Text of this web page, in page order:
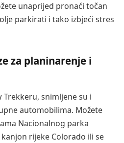
unaprijed pronaći točan
parkirati i tako izbjeći stres
za planinarenje i
Trekkeru, snimljene su i
automobilima. Možete
Nacionalnog parka
rijeke Colorado ili se